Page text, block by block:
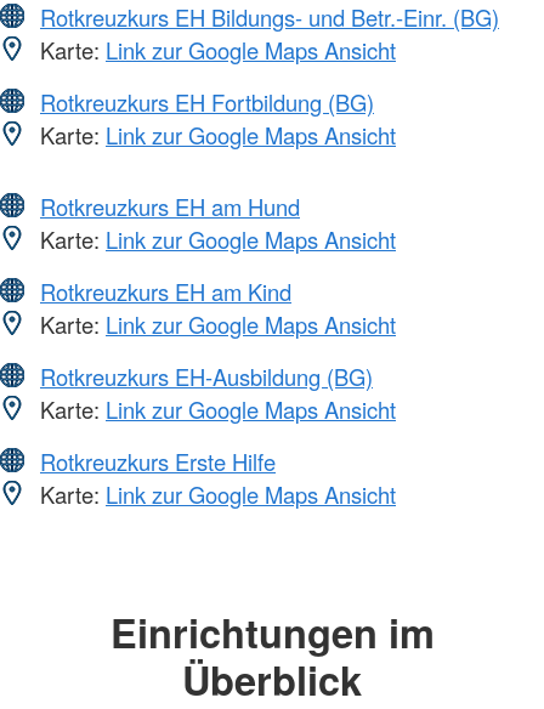
Rotkreuzkurs EH Bildungs- und Betr.-Einr. (BG)
Karte: Link zur Google Maps Ansicht
Rotkreuzkurs EH Fortbildung (BG)
Karte: Link zur Google Maps Ansicht
Rotkreuzkurs EH am Hund
Karte: Link zur Google Maps Ansicht
Rotkreuzkurs EH am Kind
Karte: Link zur Google Maps Ansicht
Rotkreuzkurs EH-Ausbildung (BG)
Karte: Link zur Google Maps Ansicht
Rotkreuzkurs Erste Hilfe
Karte: Link zur Google Maps Ansicht
Einrichtungen im
Überblick